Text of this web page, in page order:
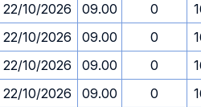
22/10/2026 09.00 0
22/10/2026 09.00 0
22/10/2026 09.00 0
22/10/2026 09.00 0